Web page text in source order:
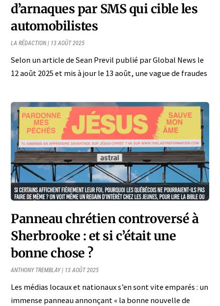
d’arnaques par SMS qui cible les
automobilistes
LA RÉDACTION 13 AOÛT 2025
Selon un article de Sean Previl publié par Global News le
12 août 2025 et mis à jour le 13 août, une vague de fraudes
Panneau chrétien controversé à
Sherbrooke : et si c’était une
bonne chose ?
ANTHONY TREMBLAY 13 AOÛT 2025
Les médias locaux et nationaux s’en sont vite emparés : un
immense panneau annonçant « la bonne nouvelle de